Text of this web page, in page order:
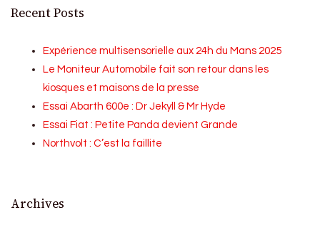
Recent Posts
Expérience multisensorielle aux 24h du Mans 2025
Le Moniteur Automobile fait son retour dans les
kiosques et maisons de la presse
Essai Abarth 600e : Dr Jekyll & Mr Hyde
Essai Fiat : Petite Panda devient Grande
Northvolt : C’est la faillite
Archives